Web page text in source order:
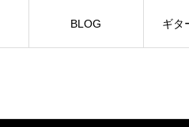
BLOG ギタ